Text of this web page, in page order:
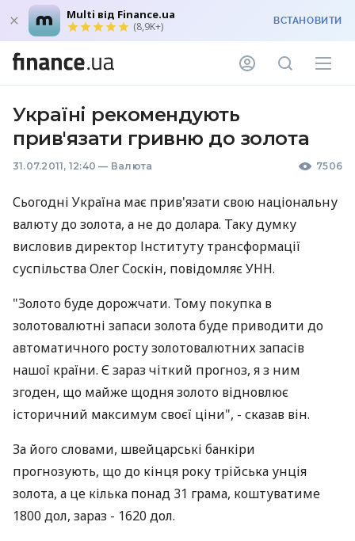
Multi від Finance.ua
(8,9K+) ВСТАНОВИТИ
Україні рекомендують
прив'язати гривню до золота
31.07.2011, 12:40 — Валюта 7506
Сьогодні Україна має прив'язати свою національну
валюту до золота, а не до долара. Таку думку
висловив директор Інституту трансформації
суспільства Олег Соскін, повідомляє УНН.
"Золото буде дорожчати. ​​Тому покупка в
золотовалютні запаси золота буде приводити до
автоматичного росту золотовалютних запасів
нашої країни. Є зараз чіткий прогноз, я з ним
згоден, що майже щодня золото відновлює
історичний максимум своєї ціни", - сказав він.
За його словами, швейцарські банкіри
прогнозують, що до кінця року трійська унція
золота, а це кілька понад 31 грама, коштуватиме
1800 дол, зараз - 1620 дол.